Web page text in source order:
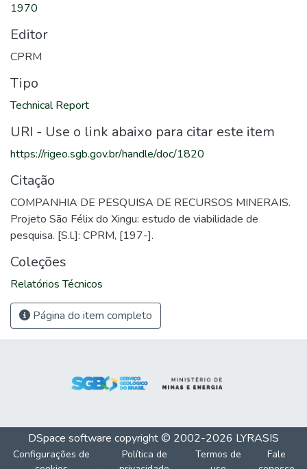
1970
Editor
CPRM
Tipo
Technical Report
URI - Use o link abaixo para citar este item
https://rigeo.sgb.gov.br/handle/doc/1820
Citação
COMPANHIA DE PESQUISA DE RECURSOS MINERAIS.
Projeto São Félix do Xingu: estudo de viabilidade de
pesquisa. [S.l.]: CPRM, [197-].
Coleções
Relatórios Técnicos
Página do item completo
DSpace software copyright © 2002-2026 LYRASIS
Configurações de
Política de
Termos de
Fale